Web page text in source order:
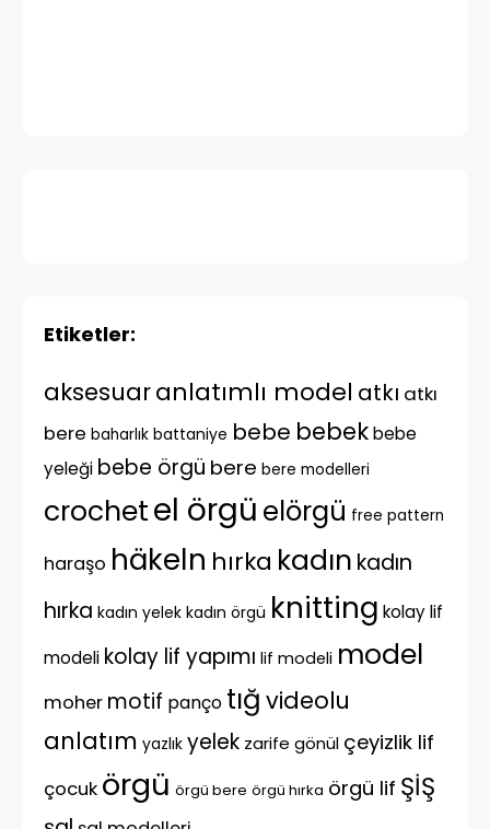
Etiketler:
aksesuaranlatımlı model atkı atkı
bere baharlık battaniye bebe bebekbebe
yeleği bebe örgü bere bere modelleri
crochetel örgü elörgü free pattern
haraşo häkeln hırka kadın kadın
hırka kadın yelek kadın örgü knitting kolay lif
modeli kolay lif yapımı lif modeli model
moher motif panço tığ videolu
anlatım yazlık yelek zarife gönül çeyizlik lif
çocuk örgü örgü bere örgü hırka örgü lif ŞİŞ